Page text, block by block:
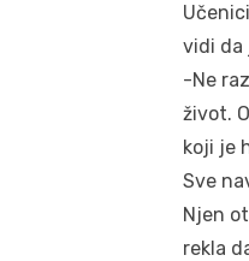
vidi da
-Ne
život.
koji je
Sve
Njen
rekla